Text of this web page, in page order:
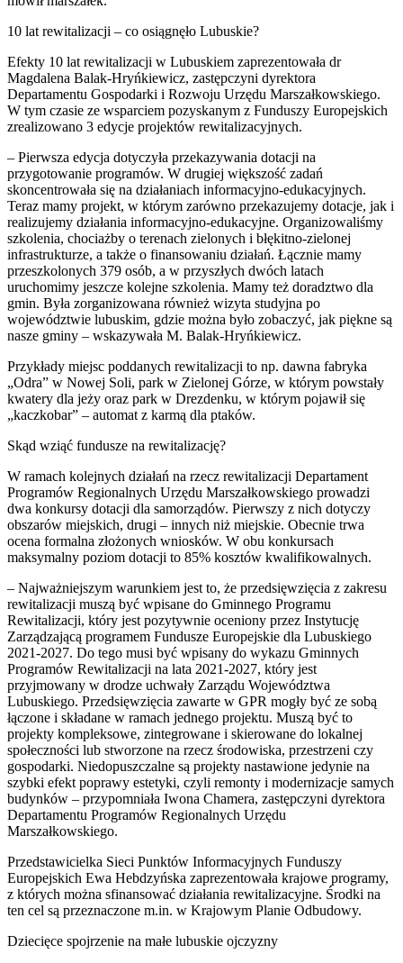
10 lat rewitalizacji – co osiągnęło Lubuskie?
Efekty 10 lat rewitalizacji w Lubuskiem zaprezentowała dr
Magdalena Balak-Hryńkiewicz, zastępczyni dyrektora
Departamentu Gospodarki i Rozwoju Urzędu Marszałkowskiego.
W tym czasie ze wsparciem pozyskanym z Funduszy Europejskich
zrealizowano 3 edycje projektów rewitalizacyjnych.
– Pierwsza edycja dotyczyła przekazywania dotacji na
przygotowanie programów. W drugiej większość zadań
skoncentrowała się na działaniach informacyjno-edukacyjnych.
Teraz mamy projekt, w którym zarówno przekazujemy dotacje, jak i
realizujemy działania informacyjno-edukacyjne. Organizowaliśmy
szkolenia, chociażby o terenach zielonych i błękitno-zielonej
infrastrukturze, a także o finansowaniu działań. Łącznie mamy
przeszkolonych 379 osób, a w przyszłych dwóch latach
uruchomimy jeszcze kolejne szkolenia. Mamy też doradztwo dla
gmin. Była zorganizowana również wizyta studyjna po
województwie lubuskim, gdzie można było zobaczyć, jak piękne są
nasze gminy – wskazywała M. Balak-Hryńkiewicz.
Przykłady miejsc poddanych rewitalizacji to np. dawna fabryka
„Odra” w Nowej Soli, park w Zielonej Górze, w którym powstały
kwatery dla jeży oraz park w Drezdenku, w którym pojawił się
„kaczkobar” – automat z karmą dla ptaków.
Skąd wziąć fundusze na rewitalizację?
W ramach kolejnych działań na rzecz rewitalizacji Departament
Programów Regionalnych Urzędu Marszałkowskiego prowadzi
dwa konkursy dotacji dla samorządów. Pierwszy z nich dotyczy
obszarów miejskich, drugi – innych niż miejskie. Obecnie trwa
ocena formalna złożonych wniosków. W obu konkursach
maksymalny poziom dotacji to 85% kosztów kwalifikowalnych.
– Najważniejszym warunkiem jest to, że przedsięwzięcia z zakresu
rewitalizacji muszą być wpisane do Gminnego Programu
Rewitalizacji, który jest pozytywnie oceniony przez Instytucję
Zarządzającą programem Fundusze Europejskie dla Lubuskiego
2021-2027. Do tego musi być wpisany do wykazu Gminnych
Programów Rewitalizacji na lata 2021-2027, który jest
przyjmowany w drodze uchwały Zarządu Województwa
Lubuskiego. Przedsięwzięcia zawarte w GPR mogły być ze sobą
łączone i składane w ramach jednego projektu. Muszą być to
projekty kompleksowe, zintegrowane i skierowane do lokalnej
społeczności lub stworzone na rzecz środowiska, przestrzeni czy
gospodarki. Niedopuszczalne są projekty nastawione jedynie na
szybki efekt poprawy estetyki, czyli remonty i modernizacje samych
budynków – przypomniała Iwona Chamera, zastępczyni dyrektora
Departamentu Programów Regionalnych Urzędu
Marszałkowskiego.
Przedstawicielka Sieci Punktów Informacyjnych Funduszy
Europejskich Ewa Hebdzyńska zaprezentowała krajowe programy,
z których można sfinansować działania rewitalizacyjne. Środki na
ten cel są przeznaczone m.in. w Krajowym Planie Odbudowy.
Dziecięce spojrzenie na małe lubuskie ojczyzny